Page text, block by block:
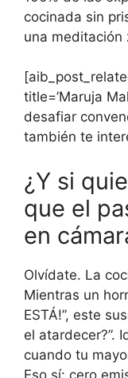
cocinada sin
una meditación
title=’Maruja
desafiar
también te
¿Y si
que el
en
Olvídate. La
Mientras un
ESTÁ!”, este
el atardecer?”.
cuando tu
Eso sí: cero